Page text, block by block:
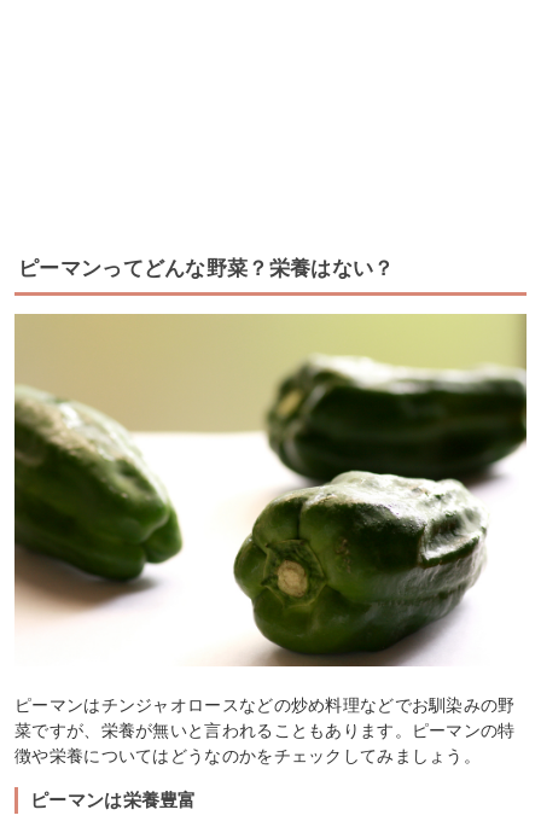
ピーマンってどんな野菜？栄養はない？
ピーマンはチンジャオロースなどの炒め料理などでお馴染みの野
菜ですが、栄養が無いと言われることもあります。ピーマンの特
徴や栄養についてはどうなのかをチェックしてみましょう。
ピーマンは栄養豊富